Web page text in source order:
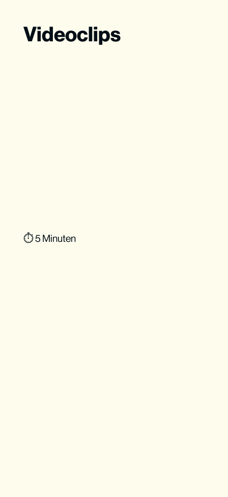
Videoclips
⏱ 5 Minuten